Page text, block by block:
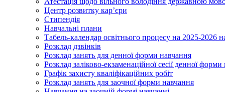
Центр розвитку кар’єри
Стипендія
Навчальні плани
Табель-календар освітнього процесу на 2025-2026
Розклад дзвінків
Розклад занять для денної форми навчання
Розклад заліково-екзаменаційної сесії денної
Графік захисту кваліфікаційних робіт
Розклад занять для заочної форми навчання